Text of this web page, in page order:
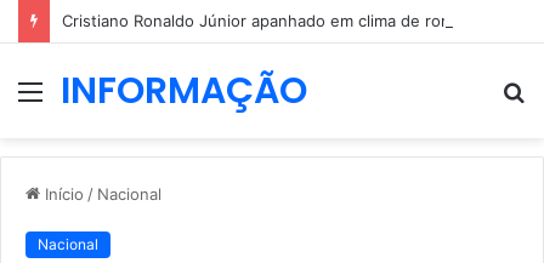
Cristiano Ronaldo Júnior apanhado em clima de romance
MenuINFORMAÇÃO
Início / Nacional
Nacional